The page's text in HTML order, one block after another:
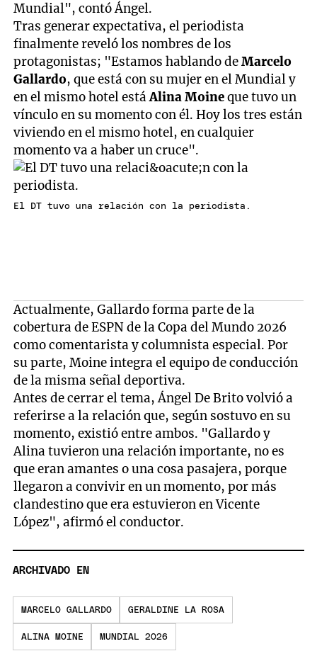
Mundial", contó Ángel.
Tras generar expectativa, el periodista
finalmente reveló los nombres de los
protagonistas; "Estamos hablando deMarcelo
Gallardo, que está con su mujer en el Mundial y
en el mismo hotel estáAlina Moineque tuvo un
vínculo en su momento con él. Hoy los tres están
viviendo en el mismo hotel, en cualquier
momento va a haber un cruce".
El DT tuvo una relación con la periodista.
Actualmente, Gallardo forma parte de la
cobertura de ESPN de la Copa del Mundo 2026
como comentarista y columnista especial. Por
su parte, Moine integra el equipo de conducción
de la misma señal deportiva.
Antes de cerrar el tema, Ángel De Brito volvió a
referirse a la relación que, según sostuvo en su
momento, existió entre ambos. "Gallardo y
Alina tuvieron una relación importante, no es
que eran amantes o una cosa pasajera, porque
llegaron a convivir en un momento, por más
clandestino que era estuvieron en Vicente
López", afirmó el conductor.
ARCHIVADO EN
MARCELO GALLARDO GERALDINE LA ROSA
ALINA MOINE MUNDIAL 2026